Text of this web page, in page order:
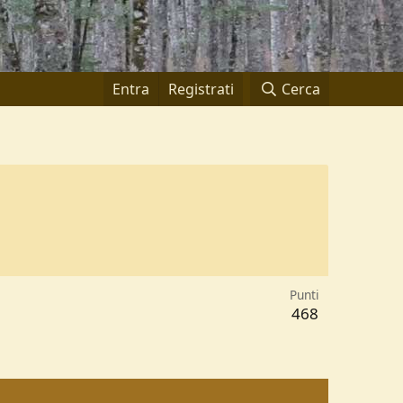
Entra Registrati Cerca
Punti
468